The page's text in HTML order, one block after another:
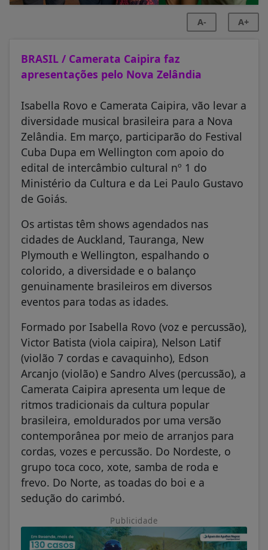
A- A+
BRASIL / Camerata Caipira faz
apresentações pelo Nova Zelândia
Isabella Rovo e Camerata Caipira, vão levar a
diversidade musical brasileira para a Nova
Zelândia. Em março, participarão do Festival
Cuba Dupa em Wellington com apoio do
edital de intercâmbio cultural nº 1 do
Ministério da Cultura e da Lei Paulo Gustavo
de Goiás.
Os artistas têm shows agendados nas
cidades de Auckland, Tauranga, New
Plymouth e Wellington, espalhando o
colorido, a diversidade e o balanço
genuinamente brasileiros em diversos
eventos para todas as idades.
Formado por Isabella Rovo (voz e percussão),
Victor Batista (viola caipira), Nelson Latif
(violão 7 cordas e cavaquinho), Edson
Arcanjo (violão) e Sandro Alves (percussão), a
Camerata Caipira apresenta um leque de
ritmos tradicionais da cultura popular
brasileira, emoldurados por uma versão
contemporânea por meio de arranjos para
cordas, vozes e percussão. Do Nordeste, o
grupo toca coco, xote, samba de roda e
frevo. Do Norte, as toadas do boi e a
sedução do carimbó.
Publicidade